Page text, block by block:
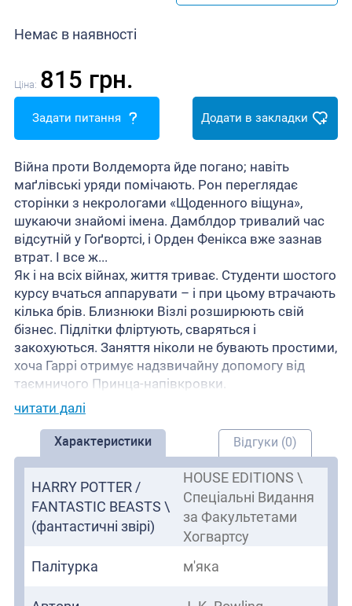
Немає в наявності
Ціна: 815 грн.
Задати питання Додати в закладки
Війна проти Волдеморта йде погано; навіть
маґлівські уряди помічають. Рон переглядає
сторінки з некрологами «Щоденного віщуна»,
шукаючи знайомі імена. Дамблдор тривалий час
відсутній у Гоґвортсі, і Орден Фенікса вже зазнав
втрат. І все ж...
Як і на всіх війнах, життя триває. Студенти шостого
курсу вчаться аппарувати – і при цьому втрачають
кілька брів. Близнюки Візлі розширюють свій
бізнес. Підлітки фліртують, сваряться і
закохуються. Заняття ніколи не бувають простими,
хоча Гаррі отримує надзвичайну допомогу від
таємничого Принца-напівкровки.
читати далі
Характеристики Відгуки (0)
HARRY POTTER /
FANTASTIC BEASTS \
(фантастичні звірі)
HOUSE EDITIONS \
Спеціальні Видання
за Факультетами
Хогвартсу
Палітурка
м'яка